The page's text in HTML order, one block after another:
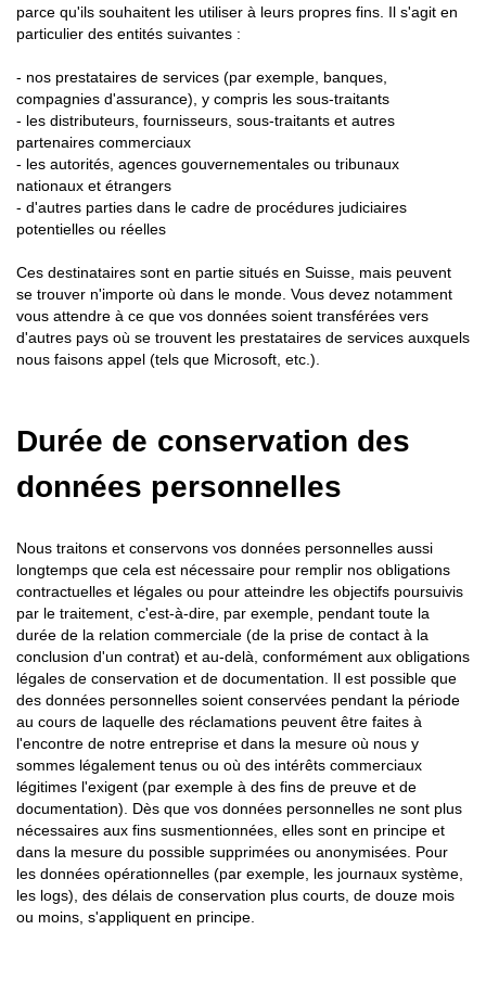
parce qu'ils souhaitent les utiliser à leurs propres fins. Il s'agit en
particulier des entités suivantes :
- nos prestataires de services (par exemple, banques,
compagnies d'assurance), y compris les sous-traitants
- les distributeurs, fournisseurs, sous-traitants et autres
partenaires commerciaux
- les autorités, agences gouvernementales ou tribunaux
nationaux et étrangers
- d'autres parties dans le cadre de procédures judiciaires
potentielles ou réelles
Ces destinataires sont en partie situés en Suisse, mais peuvent
se trouver n'importe où dans le monde. Vous devez notamment
vous attendre à ce que vos données soient transférées vers
d'autres pays où se trouvent les prestataires de services auxquels
nous faisons appel (tels que Microsoft, etc.).
Durée de conservation des
données personnelles
Nous traitons et conservons vos données personnelles aussi
longtemps que cela est nécessaire pour remplir nos obligations
contractuelles et légales ou pour atteindre les objectifs poursuivis
par le traitement, c'est-à-dire, par exemple, pendant toute la
durée de la relation commerciale (de la prise de contact à la
conclusion d'un contrat) et au-delà, conformément aux obligations
légales de conservation et de documentation. Il est possible que
des données personnelles soient conservées pendant la période
au cours de laquelle des réclamations peuvent être faites à
l'encontre de notre entreprise et dans la mesure où nous y
sommes légalement tenus ou où des intérêts commerciaux
légitimes l'exigent (par exemple à des fins de preuve et de
documentation). Dès que vos données personnelles ne sont plus
nécessaires aux fins susmentionnées, elles sont en principe et
dans la mesure du possible supprimées ou anonymisées. Pour
les données opérationnelles (par exemple, les journaux système,
les logs), des délais de conservation plus courts, de douze mois
ou moins, s'appliquent en principe.